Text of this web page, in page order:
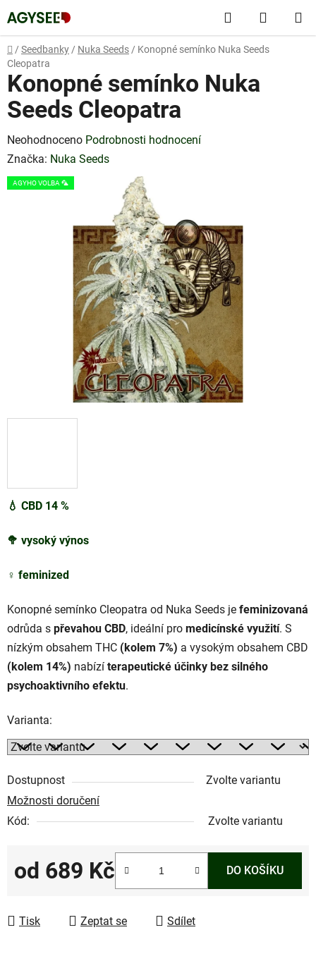
na
obsah
Hledat
KOŠÍK
Domů
/ Seedbanky / Nuka Seeds / Konopné semínko Nuka Seeds
Cleopatra
💧 CBD 14 %
🥦 vysoký výnos
♀️ feminized
Konopné semínko Cleopatra od Nuka Seeds je feminizovaná
odrůda s převahou CBD, ideální pro medicínské využití. S
nízkým obsahem THC (kolem 7%) a vysokým obsahem CBD
(kolem 14%) nabízí terapeutické účinky bez silného
psychoaktivního efektu.
Varianta:
Dostupnost
Zvolte variantu
Možnosti doručení
Kód:
Zvolte variantu
od 689 Kč DO KOŠÍKU
Tisk Zeptat se Sdílet
Konopné semínko Nuka
Seeds Cleopatra
Průměrné
hodnocení
produktu
Neohodnoceno Podrobnosti hodnocení
Značka: Nuka Seeds
AGYHO VOLBA 🦜